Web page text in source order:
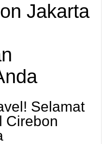
Jakarta
Selamat
Cirebon